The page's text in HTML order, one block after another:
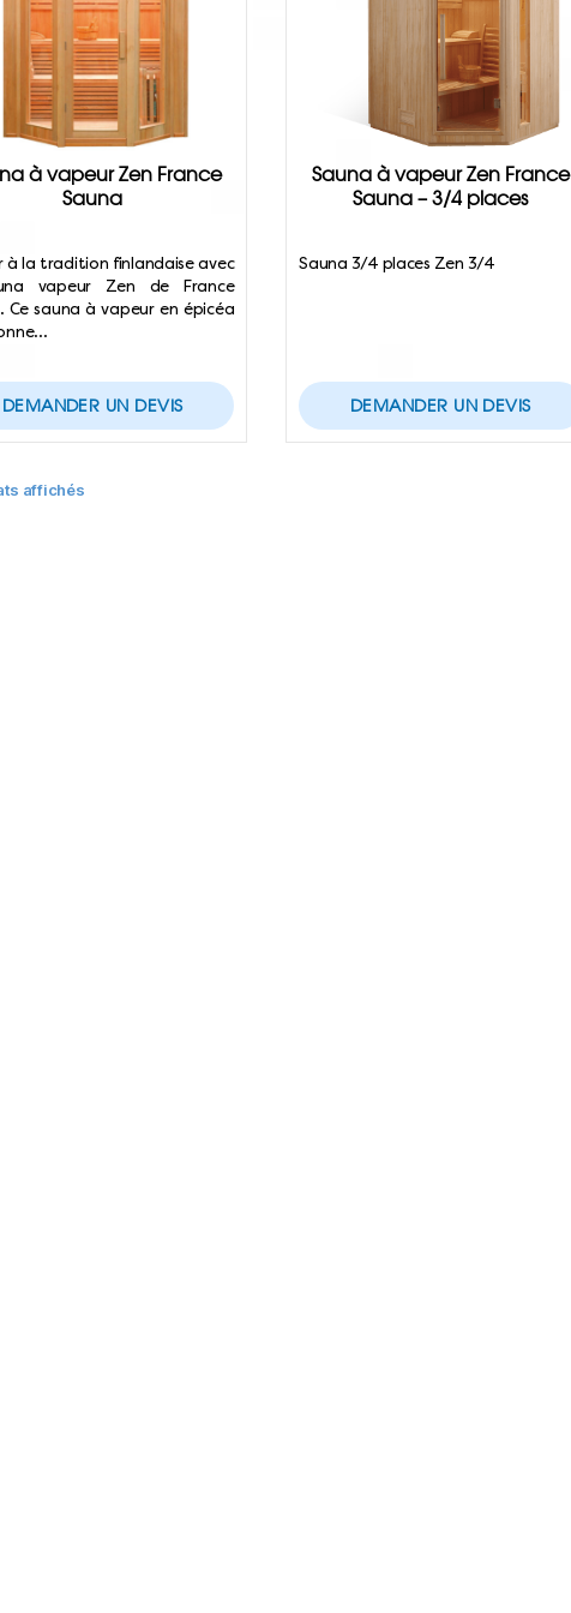
à vapeur Zen France
Sauna
à la tradition finlandaise avec
vapeur Zen de France
Ce sauna à vapeur en épicéa
DEMANDER UN DEVIS
Sauna à vapeur Zen France
Sauna – 3/4 places
Sauna 3/4 places Zen 3/4
DEMANDER UN DEVIS
affichés